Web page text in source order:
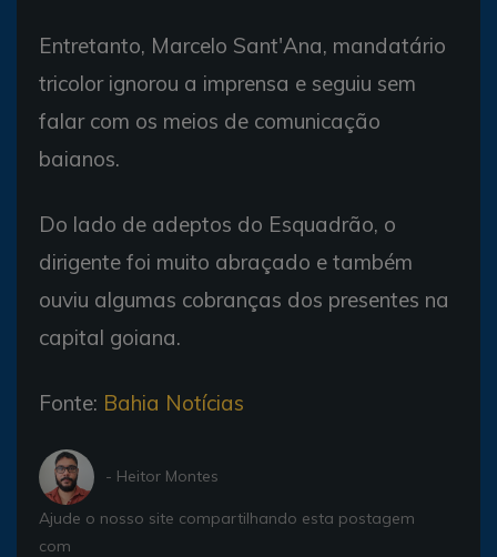
Entretanto, Marcelo Sant'Ana, mandatário
tricolor ignorou a imprensa e seguiu sem
falar com os meios de comunicação
baianos.
Do lado de adeptos do Esquadrão, o
dirigente foi muito abraçado e também
ouviu algumas cobranças dos presentes na
capital goiana.
Fonte: Bahia Notícias
- Heitor Montes
Ajude o nosso site compartilhando esta postagem
com